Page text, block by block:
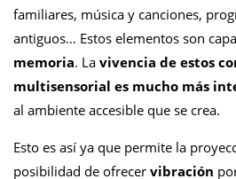
familiares, música y canciones,
antiguos… Estos elementos son
memoria. La vivencia de estos
multisensorial es mucho más
al ambiente accesible que se crea.
Esto es así ya que permite la
posibilidad de ofrecer vibración